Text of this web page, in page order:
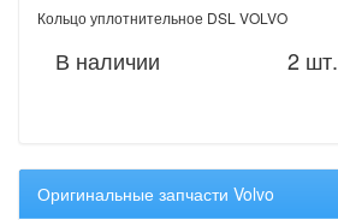
Кольцо уплотнительное DSL VOLVO
В наличии 2 шт.
Оригинальные запчасти Volvo